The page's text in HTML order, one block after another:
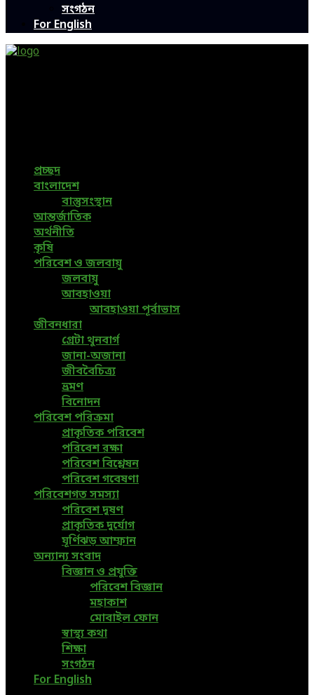
সংগঠন
For English
প্রচ্ছদ
বাংলাদেশ
বাস্তুসংস্থান
আন্তর্জাতিক
অর্থনীতি
কৃষি
পরিবেশ ও জলবায়ু
জলবায়ু
আবহাওয়া
আবহাওয়া পূর্বাভাস
জীবনধারা
গ্রেটা থুনবার্গ
জানা-অজানা
জীববৈচিত্র্য
ভ্রমণ
বিনোদন
পরিবেশ পরিক্রমা
প্রাকৃতিক পরিবেশ
পরিবেশ রক্ষা
পরিবেশ বিশ্লেষন
পরিবেশ গবেষণা
পরিবেশগত সমস্যা
পরিবেশ দূষণ
প্রাকৃতিক দুর্যোগ
ঘূর্ণিঝড় আম্ফান
অন্যান্য সংবাদ
বিজ্ঞান ও প্রযুক্তি
পরিবেশ বিজ্ঞান
মহাকাশ
মোবাইল ফোন
স্বাস্থ্য কথা
শিক্ষা
সংগঠন
For English